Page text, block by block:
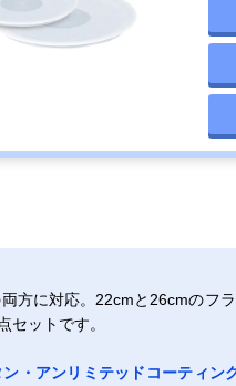
方に対応。22cmと26cmのフ
セットです。
ン・アンリミテッドコーティン